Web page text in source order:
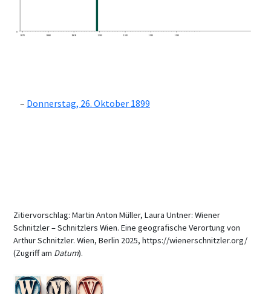
0
1870
1880 1890 1900 1910 1920 1930
Donnerstag, 26. Oktober 1899
Zitiervorschlag: Martin Anton Müller, Laura Untner: Wiener
Schnitzler – Schnitzlers Wien. Eine geografische Verortung von
Arthur Schnitzler. Wien, Berlin 2025, https://wienerschnitzler.org/
(Zugriff am Datum).